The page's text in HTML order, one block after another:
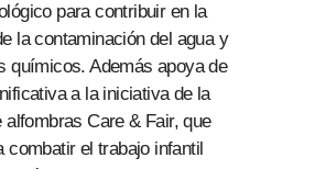
para contribuir en la
la contaminación del agua y
químicos. Además apoya de
a la iniciativa de la
alfombras Care & Fair, que
combatir el trabajo infantil